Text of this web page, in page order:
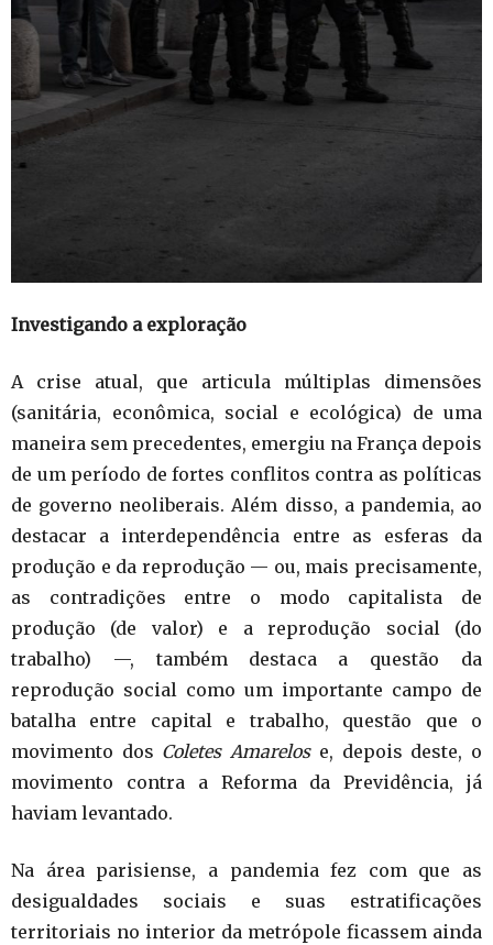
Investigando a exploração
A crise atual, que articula múltiplas dimensões
(sanitária, econômica, social e ecológica) de uma
maneira sem precedentes, emergiu na França depois
de um período de fortes conflitos contra as políticas
de governo neoliberais. Além disso, a pandemia, ao
destacar a interdependência entre as esferas da
produção e da reprodução — ou, mais precisamente,
as contradições entre o modo capitalista de
produção (de valor) e a reprodução social (do
trabalho) —, também destaca a questão da
reprodução social como um importante campo de
batalha entre capital e trabalho, questão que o
movimento dos Coletes Amarelose, depois deste, o
movimento contra a Reforma da Previdência, já
haviam levantado.
Na área parisiense, a pandemia fez com que as
desigualdades sociais e suas estratificações
territoriais no interior da metrópole ficassem ainda